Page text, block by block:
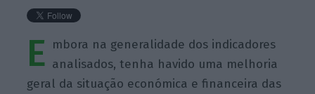
E mbora na generalidade dos indicadores
analisados, tenha havido uma melhoria
geral da situação económica e financeira das